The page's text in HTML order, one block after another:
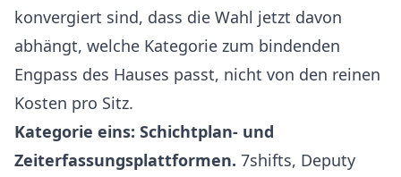
konvergiert sind, dass die Wahl jetzt davon
abhängt, welche Kategorie zum bindenden
Engpass des Hauses passt, nicht von den reinen
Kosten pro Sitz.
Kategorie eins: Schichtplan- und
Zeiterfassungsplattformen. 7shifts, Deputy